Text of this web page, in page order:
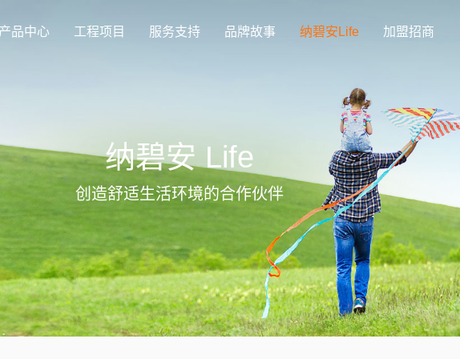
品中心 工程项目 服务支持 品牌故事 纳碧安Life 加盟招商
纳碧安 Life
创造舒适生活环境的合作伙伴